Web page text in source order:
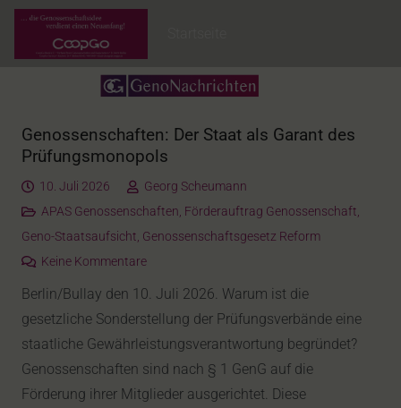
Genossenschaften: Der Staat als Garant des
Prüfungsmonopols
10. Juli 2026
Georg Scheumann
APAS Genossenschaften, Förderauftrag Genossenschaft,
Geno-Staatsaufsicht, Genossenschaftsgesetz Reform
Keine Kommentare
Berlin/Bullay den 10. Juli 2026. Warum ist die
gesetzliche Sonderstellung der Prüfungsverbände eine
staatliche Gewährleistungsverantwortung begründet?
Genossenschaften sind nach § 1 GenG auf die
Förderung ihrer Mitglieder ausgerichtet. Diese